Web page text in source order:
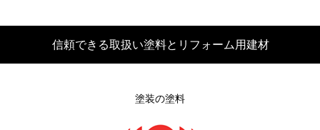
信頼できる取扱い塗料とリフォーム用建材
塗装の塗料